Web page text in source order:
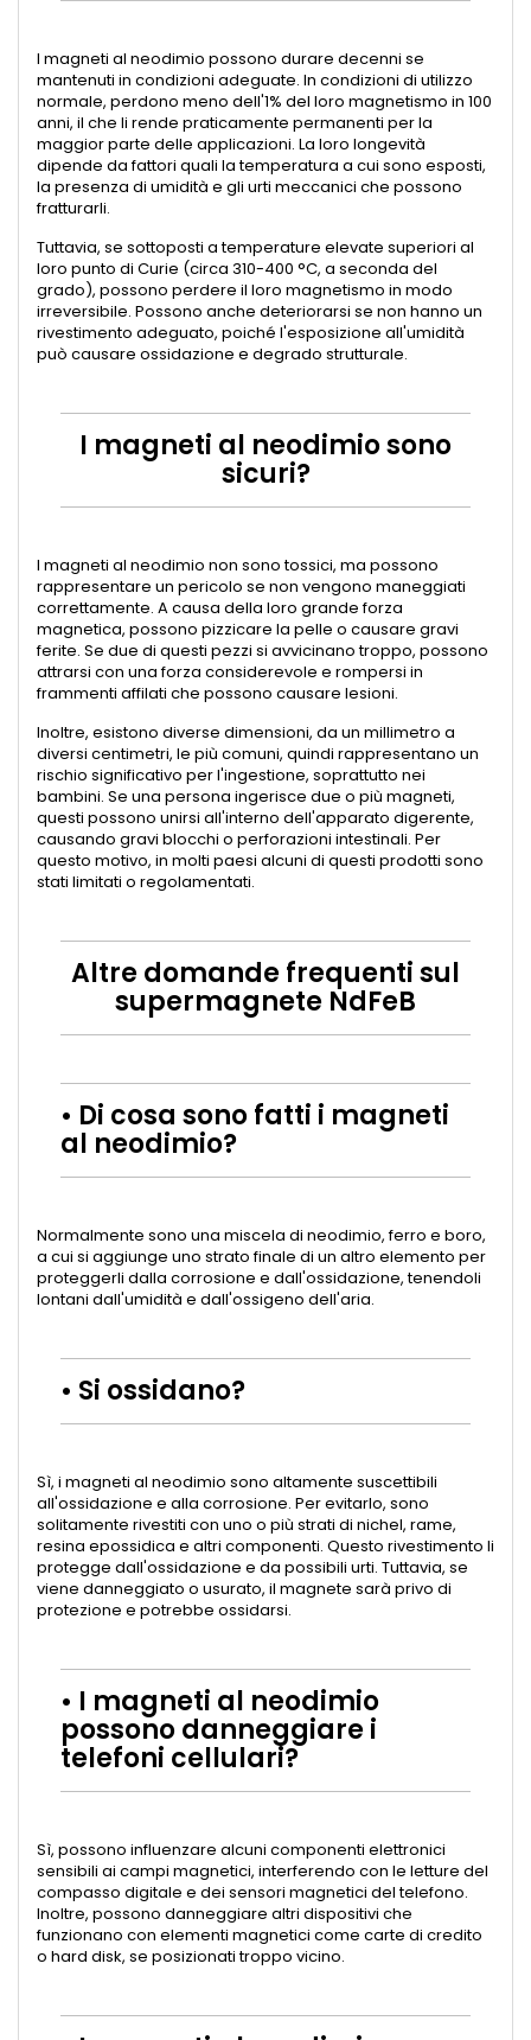
I magneti al neodimio possono durare decenni se
mantenuti in condizioni adeguate. In condizioni di utilizzo
normale, perdono meno dell'1% del loro magnetismo in 100
anni, il che li rende praticamente permanenti per la
maggior parte delle applicazioni. La loro longevità
dipende da fattori quali la temperatura a cui sono esposti,
la presenza di umidità e gli urti meccanici che possono
fratturarli.
Tuttavia, se sottoposti a temperature elevate superiori al
loro punto di Curie (circa 310-400 °C, a seconda del
grado), possono perdere il loro magnetismo in modo
irreversibile. Possono anche deteriorarsi se non hanno un
rivestimento adeguato, poiché l'esposizione all'umidità
può causare ossidazione e degrado strutturale.
I magneti al neodimio sono
sicuri?
I magneti al neodimio non sono tossici, ma possono
rappresentare un pericolo se non vengono maneggiati
correttamente. A causa della loro grande forza
magnetica, possono pizzicare la pelle o causare gravi
ferite. Se due di questi pezzi si avvicinano troppo, possono
attrarsi con una forza considerevole e rompersi in
frammenti affilati che possono causare lesioni.
Inoltre, esistono diverse dimensioni, da un millimetro a
diversi centimetri, le più comuni, quindi rappresentano un
rischio significativo per l'ingestione, soprattutto nei
bambini. Se una persona ingerisce due o più magneti,
questi possono unirsi all'interno dell'apparato digerente,
causando gravi blocchi o perforazioni intestinali. Per
questo motivo, in molti paesi alcuni di questi prodotti sono
stati limitati o regolamentati.
Altre domande frequenti sul
supermagnete NdFeB
• Di cosa sono fatti i magneti
al neodimio?
Normalmente sono una miscela di neodimio, ferro e boro,
a cui si aggiunge uno strato finale di un altro elemento per
proteggerli dalla corrosione e dall'ossidazione, tenendoli
lontani dall'umidità e dall'ossigeno dell'aria.
• Si ossidano?
Sì, i magneti al neodimio sono altamente suscettibili
all'ossidazione e alla corrosione. Per evitarlo, sono
solitamente rivestiti con uno o più strati di nichel, rame,
resina epossidica e altri componenti. Questo rivestimento li
protegge dall'ossidazione e da possibili urti. Tuttavia, se
viene danneggiato o usurato, il magnete sarà privo di
protezione e potrebbe ossidarsi.
• I magneti al neodimio
possono danneggiare i
telefoni cellulari?
Sì, possono influenzare alcuni componenti elettronici
sensibili ai campi magnetici, interferendo con le letture del
compasso digitale e dei sensori magnetici del telefono.
Inoltre, possono danneggiare altri dispositivi che
funzionano con elementi magnetici come carte di credito
o hard disk, se posizionati troppo vicino.